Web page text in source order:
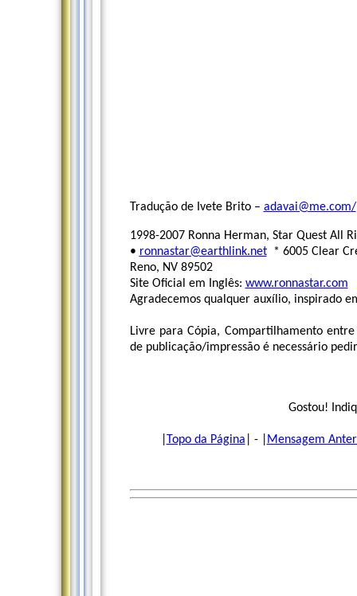
Tradução de Ivete Brito – adavai@me.com/
1998-2007 Ronna Herman, Star Quest All
• ronnastar@earthlink.net* 6005 Clear
Reno, NV 89502
Site Oficial em Inglês: www.ronnastar.com
Agradecemos qualquer auxílio, inspirado
Livre para Cópia, Compartilhamento
de publicação/impressão é necessário
Gostou!
Topo da Página | - | Mensagem